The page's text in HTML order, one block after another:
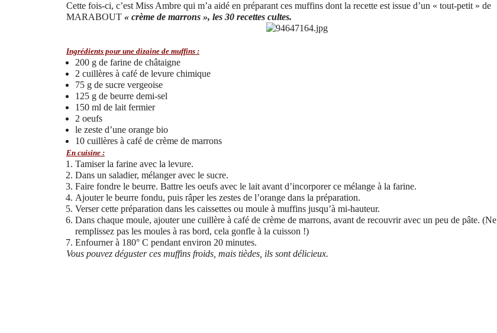
Cette fois-ci, c’est Miss Ambre qui m’a aidé en préparant ces muffins dont la recette est issue d’un « tout-petit » de
MARABOUT « crème de marrons », les 30 recettes cultes.
Ingrédients pour une dizaine de muffins :
200 g de farine de châtaigne
2 cuillères à café de levure chimique
75 g de sucre vergeoise
125 g de beurre demi-sel
150 ml de lait fermier
2 oeufs
le zeste d’une orange bio
10 cuillères à café de crème de marrons
En cuisine :
Tamiser la farine avec la levure.
Dans un saladier, mélanger avec le sucre.
Faire fondre le beurre. Battre les oeufs avec le lait avant d’incorporer ce mélange à la farine.
Ajouter le beurre fondu, puis râper les zestes de l’orange dans la préparation.
Verser cette préparation dans les caissettes ou moule à muffins jusqu’à mi-hauteur.
Dans chaque moule, ajouter une cuillère à café de crème de marrons, avant de recouvrir avec un peu de pâte. (Ne
remplissez pas les moules à ras bord, cela gonfle à la cuisson !)
Enfourner à 180° C pendant environ 20 minutes.
Vous pouvez déguster ces muffins froids, mais tièdes, ils sont délicieux.